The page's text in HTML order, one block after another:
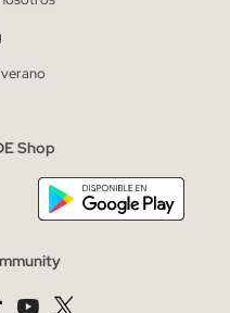
Shop